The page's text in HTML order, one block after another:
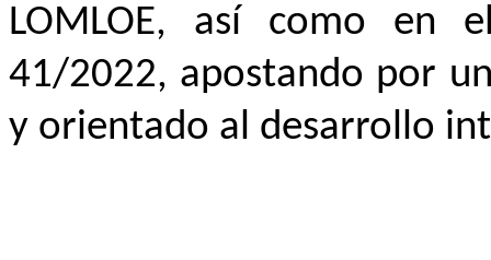
LOMLOE, así como en
41/2022, apostando por
y orientado al desarrollo